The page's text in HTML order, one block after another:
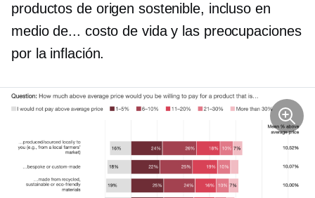
productos de origen sostenible, incluso en
medio de... costo de viday las preocupaciones
por la inflación.